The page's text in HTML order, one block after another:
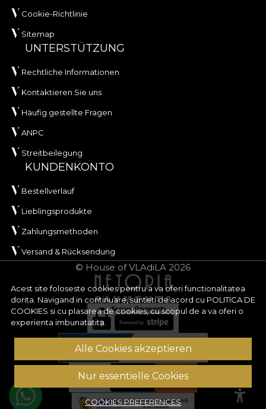
Acest site foloseste cookies pentru a va oferi functionalitatea
dorita. Navigand in continuare, sunteti de acord cu POLITICA DE
COOKIES si cu plasarea de cookies, cu scopul de a va oferi o
experienta imbunatatita.
Alle Cookies akzeptieren
Nur essentielle Cookies
COOKIES PREFERENCES
Cookie-Richtlinie
Sitemap
UNTERSTÜTZUNG
Rechtliche Informationen
Kontaktieren Sie uns
Häufig gestellte Fragen
ANPC
Streitbeilegung
KUNDENKONTO
Bestellverlauf
Lieblingsprodukte
Zahlungsmethoden
Versand & Rücksendung
© House of VLAdiLA 2026